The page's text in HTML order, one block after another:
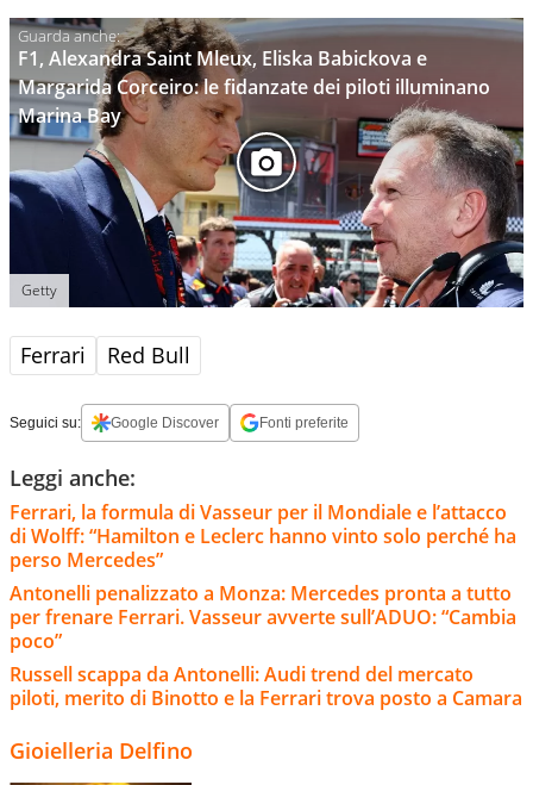
F1, Alexandra Saint Mleux, Eliska Babickova e
Margarida Corceiro: le fidanzate dei piloti illuminano
Marina Bay
Getty
Ferrari Red Bull
Seguici su: Google Discover Fonti preferite
Leggi anche:
Ferrari, la formula di Vasseur per il Mondiale e l’attacco
di Wolff: “Hamilton e Leclerc hanno vinto solo perché ha
perso Mercedes”
Antonelli penalizzato a Monza: Mercedes pronta a tutto
per frenare Ferrari. Vasseur avverte sull’ADUO: “Cambia
poco”
Russell scappa da Antonelli: Audi trend del mercato
piloti, merito di Binotto e la Ferrari trova posto a Camara
Gioielleria Delfino